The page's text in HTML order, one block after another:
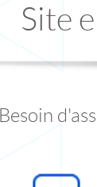
Site
Besoin